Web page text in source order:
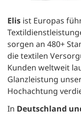
Elis ist Europas
sorgen an 480+
die textilen
Kunden weltweit
Glanzleistung
Hochachtung
In Deutschland